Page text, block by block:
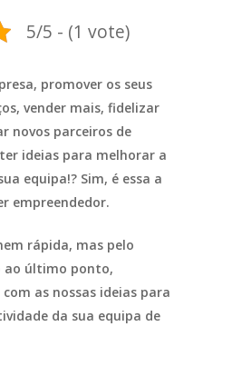
5/5 - (1 vote)
promover os seus
vender mais, fidelizar
novos parceiros de
ideias para melhorar a
equipa!? Sim, é essa a
empreendedor.
rápida, mas pelo
ao último ponto,
as nossas ideias para
da sua equipa de